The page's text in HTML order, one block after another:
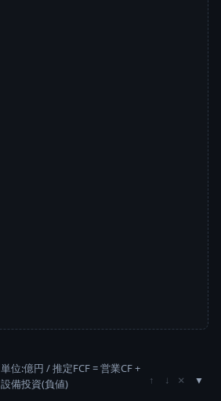
単位:億円 / 推定FCF = 営業CF +
設備投資(負値)
↑ ↓ ×